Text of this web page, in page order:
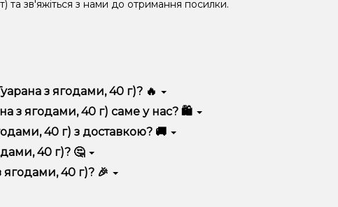
та зв'яжіться з нами до отримання посилки.
з ягодами, 40 г)? 🔥
високою якістю, зручністю використання та
з ягодами, 40 г) саме у нас? 🛍️
вигідні ціни та швидку доставку. Крім того, у нас
40 г) з доставкою? 🚚
г) до кошика.
40 г)? 🤔
враховуйте розмір, матеріал та тип чаші, якщо
ідеальний варіант.
40 г)? 🎉